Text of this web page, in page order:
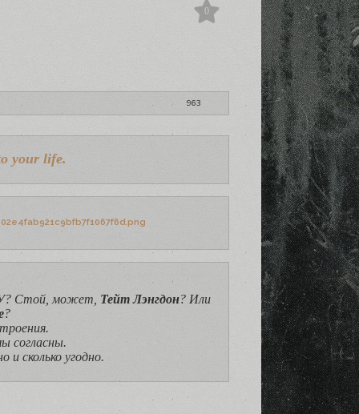
0
963
your life.
Стой, может, Тейт Лэнгдон? Или
?
согласны.
и сколько угодно.